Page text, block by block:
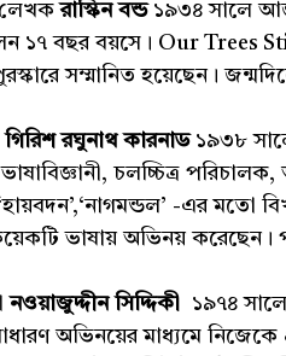
লেখকরাস্কিন বন্ড১৯৩৪ সালে
১৭ বছর বয়সে। Our Trees
সম্মানিত হয়েছেন।
গিরিশ রঘুনাথ কারনাড১৯৩৮
চলচ্চিত্র পরিচালক,
-এর মতো
ভাষায় অভিনয় করেছেন।
নওয়াজুদ্দীন সিদ্দিকী
১৯৭৪
অভিনয়ের মাধ্যমে নিজেকে